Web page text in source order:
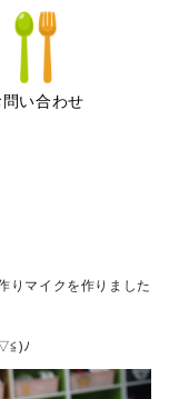
問い合わせ
りマイクを作りました
ﾉ